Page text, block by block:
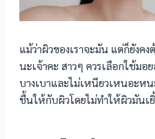
แม้ว่าผิวของเราจะมัน แต่ก็ยังค
นะเจ้าคะ สาวๆ ควรเลือกใช้มอ
บางเบาและไม่เหนียวเหนอะห
ชื้นให้กับผิวโดยไม่ทำให้ผิวมันเ